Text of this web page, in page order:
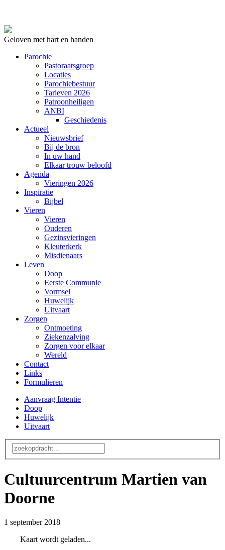
Geloven met hart en handen
Parochie
Pastoraatsgroep
Locaties
Parochiebestuur
Tarieven 2026
Patroonheiligen
ANBI
Geschiedenis
Actueel
Nieuwsbrief
Bij de bron
In uw hand
Elkaar trouw beloofd
Agenda
Vieringen 2026
Inspiratie
Bijbel
Vieren
Vieren
Ouderen
Gezinsvieringen
Kleuterkerk
Misdienaars
Leven
Doop
Eerste Communie
Vormsel
Huwelijk
Uitvaart
Zorgen
Ontmoeting
Ziekenzalving
Zorgen voor elkaar
Wereld
Contact
Links
Formulieren
Aanvraag Intentie
Doop
Huwelijk
Uitvaart
Cultuurcentrum Martien van
Doorne
1 september 2018
Kaart wordt geladen...